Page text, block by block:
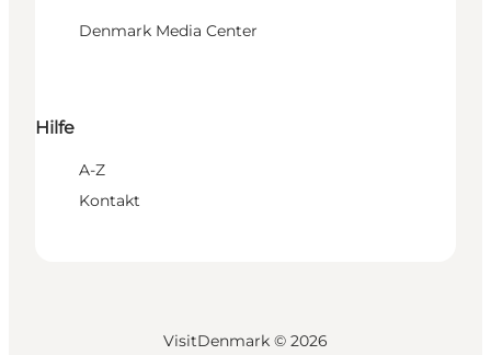
Denmark Media Center
Hilfe
A-Z
Kontakt
VisitDenmark © 2026